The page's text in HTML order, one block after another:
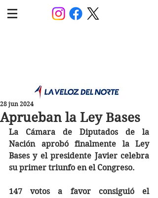
Aprueban la Ley Bases
28 jun 2024
La Cámara de Diputados de la
Nación aprobó finalmente la Ley
Bases y el presidente Javier celebra
su primer triunfo en el Congreso.
147 votos a favor consiguió el